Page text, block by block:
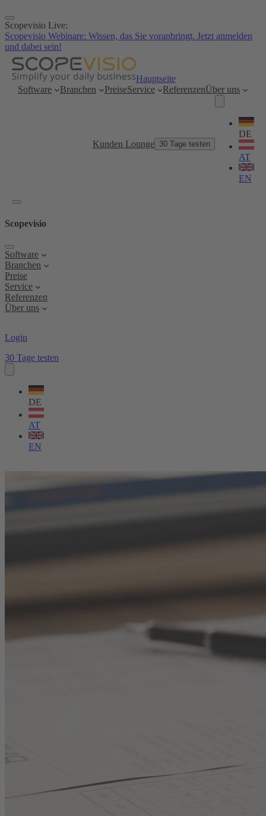
Zum
Inhalt
springen
Scopevisio Live:
Scopevisio Webinare: Wissen, das Sie voranbringt. Jetzt anmelden
und dabei sein!
Hauptseite
Software
Branchen PreiseService ReferenzenÜber uns
Kunden Lounge 30 Tage testen
Sprache
wählen
DE
AT
EN
Scopevisio
Software
Branchen
Preise
Service
Referenzen
Über uns
Login
30 Tage testen
Sprache
wählen
DE
AT
EN